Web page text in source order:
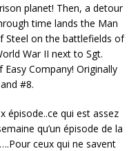
planet! Then, a detour
time lands the Man
Steel on the battlefields of
War II next to Sgt.
Company! Originally
#8.
épisode..ce qui est assez
qu’un épisode de la
ceux qui ne savent